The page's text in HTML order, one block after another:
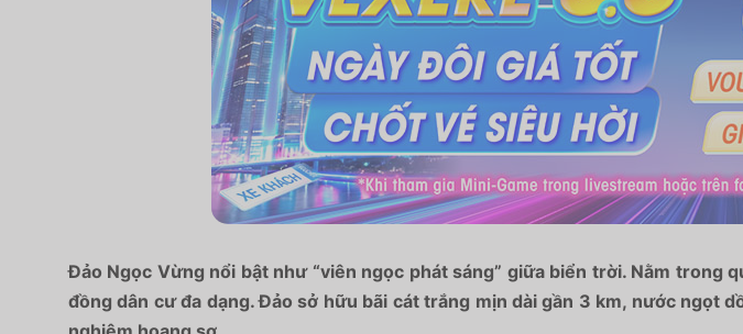
Đảo Ngọc Vừng nổi bật như “viên ngọc phát sáng” giữa biển trời. Nằm trong
đồng dân cư đa dạng. Đảo sở hữu bãi cát trắng mịn dài gần 3 km, nước ngọt